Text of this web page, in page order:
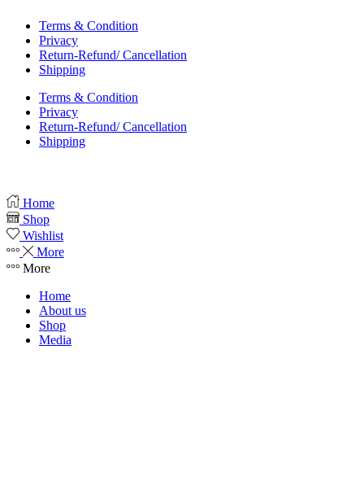
Terms & Condition
Privacy
Return-Refund/ Cancellation
Shipping
Terms & Condition
Privacy
Return-Refund/ Cancellation
Shipping
Home
Shop
Wishlist
More
More
Home
About us
Shop
Media